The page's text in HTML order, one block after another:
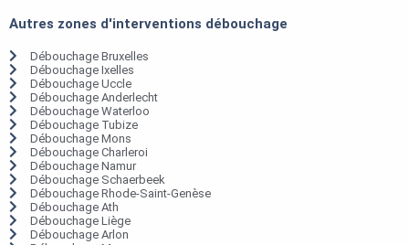
Autres zones d'interventions débouchage
Débouchage Bruxelles
Débouchage Ixelles
Débouchage Uccle
Débouchage Anderlecht
Débouchage Waterloo
Débouchage Tubize
Débouchage Mons
Débouchage Charleroi
Débouchage Namur
Débouchage Schaerbeek
Débouchage Rhode-Saint-Genèse
Débouchage Ath
Débouchage Liège
Débouchage Arlon